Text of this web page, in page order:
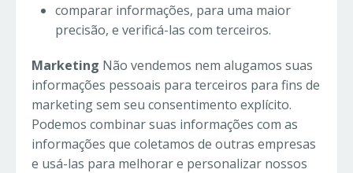
comparar informações, para uma maior
precisão, e verificá-las com terceiros.
Marketing Não vendemos nem alugamos suas
informações pessoais para terceiros para fins de
marketing sem seu consentimento explícito.
Podemos combinar suas informações com as
informações que coletamos de outras empresas
e usá-las para melhorar e personalizar nossos